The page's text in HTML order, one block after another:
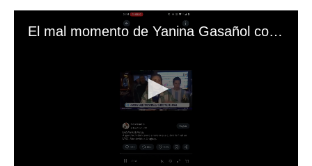
El mal momento de Yanina Gasañol con un hincha argentino en "Subrayado"